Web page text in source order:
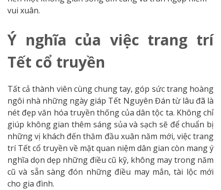
vui xuân.
Ý nghĩa của việc trang trí
Tết cổ truyền
Tất cả thành viên cùng chung tay, góp sức trang hoàng
ngôi nhà những ngày giáp Tết Nguyên Đán từ lâu đã là
nét đẹp văn hóa truyền thống của dân tộc ta. Không chỉ
giúp không gian thêm sáng sủa và sạch sẽ để chuẩn bị
những vị khách đến thăm đầu xuân năm mới, việc trang
trí Tết cổ truyền về mặt quan niệm dân gian còn mang ý
nghĩa dọn dẹp những điều cũ kỹ, không may trong năm
cũ và sẵn sàng đón những điều may mắn, tài lộc mới
cho gia đình.